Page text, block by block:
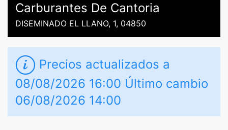
Carburantes De Cantoria
DISEMINADO EL LLANO, 1, 04850
Precios actualizados a
08/08/2026 16:00 Último cambio
06/08/2026 14:00